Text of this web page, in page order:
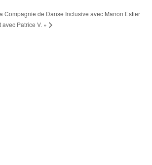
Compagnie de Danse Inclusive avec Manon Estier
Patrice V. »